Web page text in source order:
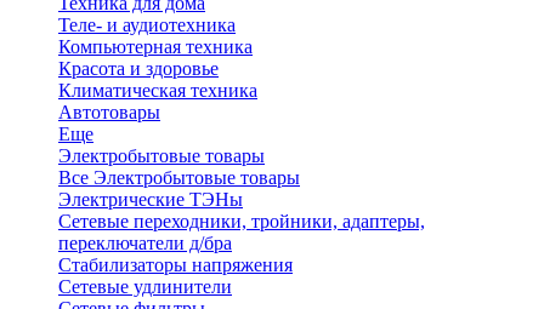
Теле- и аудиотехника
Компьютерная техника
Красота и здоровье
Климатическая техника
Автотовары
Еще
Электробытовые товары
Все Электробытовые товары
Электрические ТЭНы
Сетевые переходники, тройники, адаптеры,
переключатели д/бра
Стабилизаторы напряжения
Сетевые удлинители